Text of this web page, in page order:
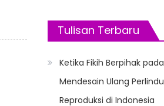
Tulisan Terbaru
Ketika Fikih Berpihak
Mendesain Ulang
Reproduksi di Indonesia